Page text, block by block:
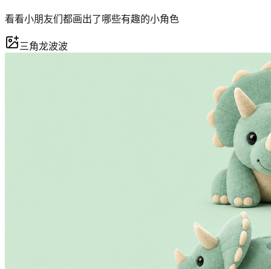
看看小朋友们都画出了哪些有趣的小角色
三角龙波波